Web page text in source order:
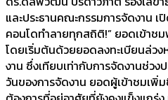
และประธานคณะกรรมการจัดงาน เ
คอนโดทำลายทุกสถิติ!” ยอดเข้าช
โดยเริ่มต้นด้วยยอดลงทะเบียนล่ว
งาน ซึ่งเทียบเท่ากับการจัดงานช่ว
วันของการจัดงาน ยอดผู้เข้าชมเพิ่